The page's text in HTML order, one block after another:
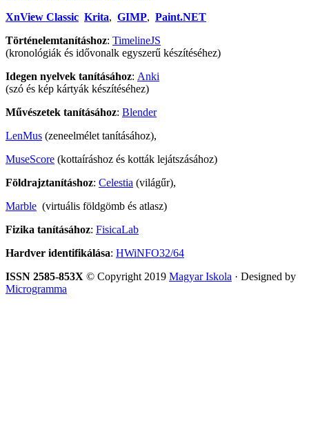
XnView Classic Krita, GIMP, Paint.NET
Történelemtanításhoz: TimelineJS
(kronológiák és idővonalk egyszerű készítéséhez)
Idegen nyelvek tanításához: Anki
(szó és kép kártyák készítéséhez)
Művészetek tanításához: Blender
LenMus (zeneelmélet tanításához),
MuseScore (kottaíráshoz és kották lejátszásához)
Földrajztanításhoz: Celestia (világűr),
Marble (virtuális földgömb és atlasz)
Fizika tanításához: FisicaLab
Hardver identifikálása: HWiNFO32/64
ISSN 2585-853X © Copyright 2019 Magyar Iskola · Designed by
Microgramma